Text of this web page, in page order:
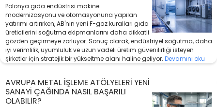
Polonya gıda endüstrisi makine
modernizasyonu ve otomasyonuna yapılan
yatırımı artırırken, AB'nin yeni F-gaz kuralları gıda
üreticilerini soğutma ekipmanlarını daha dikkatli
gözden geçirmeye zorluyor. Sonuç olarak, endüstriyel soğutma, daha
iyi verimlilik, uyumluluk ve uzun vadeli üretim güvenilirliği isteyen
şirketler için stratejik bir yükseltme alanı haline geliyor. Devamını oku
AVRUPA METAL İŞLEME ATÖLYELERI YENI
SANAYI ÇAĞINDA NASIL BAŞARILI
OLABILIR?